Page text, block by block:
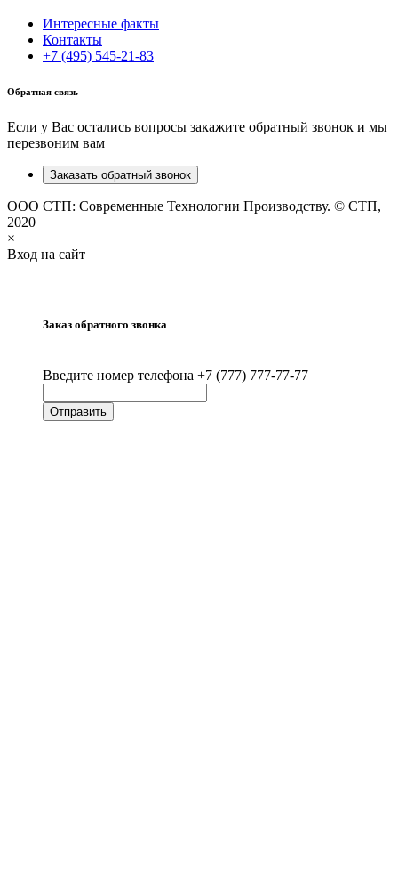
Интересные факты
Контакты
+7 (495) 545-21-83
Обратная связь
Если у Вас остались вопросы закажите обратный звонок и мы
перезвоним вам
Заказать обратный звонок
ООО СТП: Современные Технологии Производству. © СТП,
2020
×
Вход на сайт
Заказ обратного звонка
Введите номер телефона +7 (777) 777-77-77
Отправить